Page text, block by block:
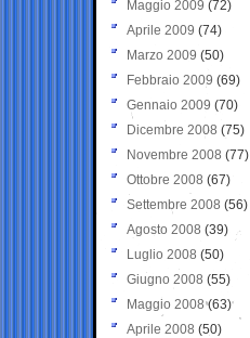
Maggio 2009 (72)
Aprile 2009 (74)
Marzo 2009 (50)
Febbraio 2009 (69)
Gennaio 2009 (70)
Dicembre 2008 (75)
Novembre 2008 (77)
Ottobre 2008 (67)
Settembre 2008 (56)
Agosto 2008 (39)
Luglio 2008 (50)
Giugno 2008 (55)
Maggio 2008(63)
Aprile 2008 (50)